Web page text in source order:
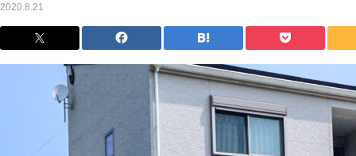
2020.8.21